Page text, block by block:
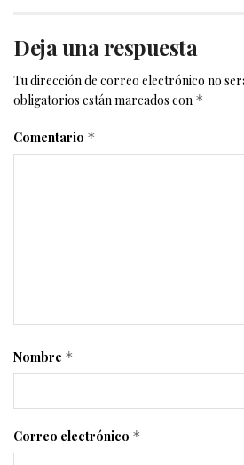
Deja una respuesta
Tu dirección de correo electrónico no
obligatorios están marcados con *
Comentario *
Nombre *
Correo electrónico *